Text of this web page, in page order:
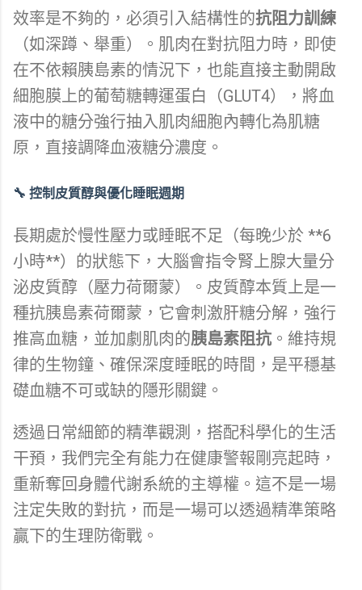
效率是不夠的，必須引入結構性的抗阻力訓練
（如深蹲、舉重）。肌肉在對抗阻力時，即使
在不依賴胰島素的情況下，也能直接主動開啟
細胞膜上的葡萄糖轉運蛋白（GLUT4），將血
液中的糖分強行抽入肌肉細胞內轉化為肌糖
原，直接調降血液糖分濃度。
🔧 控制皮質醇與優化睡眠週期
長期處於慢性壓力或睡眠不足（每晚少於 **6
小時**）的狀態下，大腦會指令腎上腺大量分
泌皮質醇（壓力荷爾蒙）。皮質醇本質上是一
種抗胰島素荷爾蒙，它會刺激肝糖分解，強行
推高血糖，並加劇肌肉的胰島素阻抗 。維持規
律的生物鐘、確保深度睡眠的時間，是平穩基
礎血糖不可或缺的隱形關鍵。
透過日常細節的精準觀測，搭配科學化的生活
干預，我們完全有能力在健康警報剛亮起時，
重新奪回身體代謝系統的主導權。這不是一場
注定失敗的對抗，而是一場可以透過精準策略
贏下的生理防衛戰。